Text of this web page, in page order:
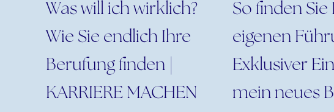
Was will ich wirklich?
Wie Sie endlich Ihre
Berufung finden |
KARRIERE MACHEN
So finden Sie
eigenen
Exklusiver
mein neues